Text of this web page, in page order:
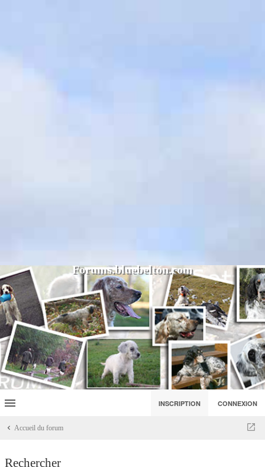
Forums.bluebelton.com
INSCRIPTION CONNEXION
Accueil du forum
Rechercher